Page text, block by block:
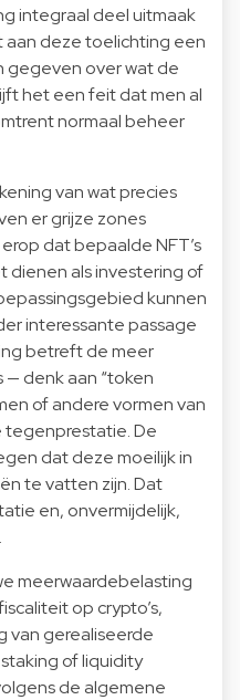
integraal deel uitmaak
deze toelichting een
gegeven over wat de
het een feit dat men al
normaal beheer
van wat precies
er grijze zones
dat bepaalde NFT’s
dienen als investering of
kunnen
interessante passage
betreft de meer
denk aan “token
of andere vormen van
tegenprestatie. De
dat deze moeilijk in
te vatten zijn. Dat
en, onvermijdelijk,
meerwaardebelasting
op crypto’s,
van gerealiseerde
of liquidity
de algemene